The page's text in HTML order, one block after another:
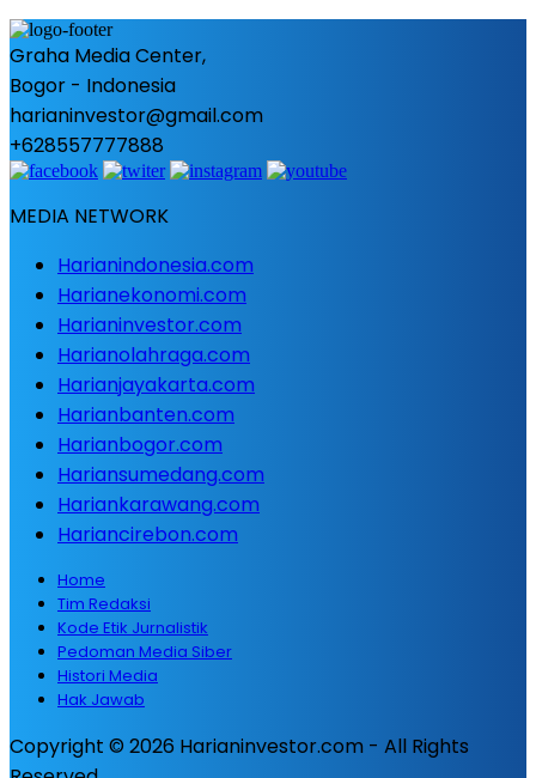
Graha Media Center,
Bogor - Indonesia
harianinvestor@gmail.com
+628557777888
MEDIA NETWORK
Harianindonesia.com
Harianekonomi.com
Harianinvestor.com
Harianolahraga.com
Harianjayakarta.com
Harianbanten.com
Harianbogor.com
Hariansumedang.com
Hariankarawang.com
Hariancirebon.com
Home
Tim Redaksi
Kode Etik Jurnalistik
Pedoman Media Siber
Histori Media
Hak Jawab
Copyright © 2026 Harianinvestor.com - All Rights